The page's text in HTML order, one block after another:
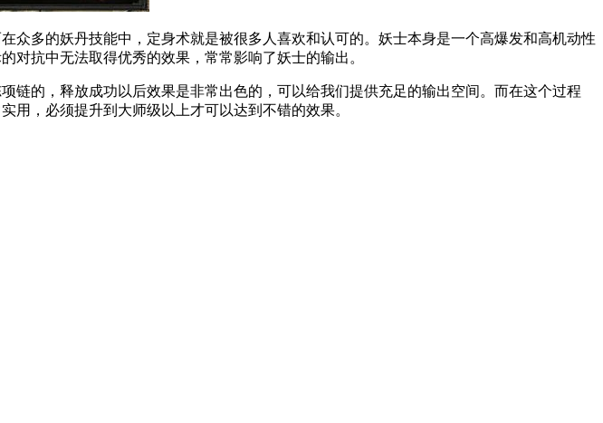
多的妖丹技能中，定身术就是被很多人喜欢和认可的。妖士本身是一个高爆发和高机动性
对抗中无法取得优秀的效果，常常影响了妖士的输出。
的，释放成功以后效果是非常出色的，可以给我们提供充足的输出空间。而在这个过程
用，必须提升到大师级以上才可以达到不错的效果。